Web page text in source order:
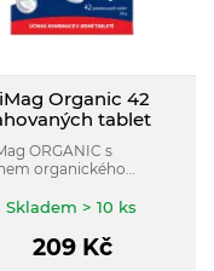
Organic 42
tablet
ORGANIC s
organického
s vysokou
využívají systém
uvolňování MRS.
Skladem > 10 ks
209 Kč